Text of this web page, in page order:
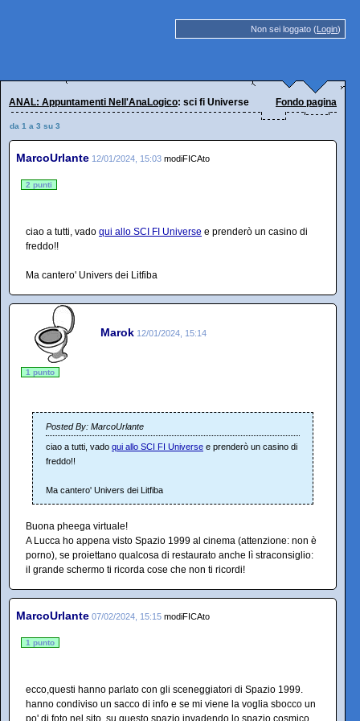
Non sei loggato (Login)
ANAL: Appuntamenti Nell'AnaLogico: sci fi Universe Fondo pagina
da 1 a 3 su 3
MarcoUrlante 12/01/2024, 15:03 modiFICAto
2 punti
ciao a tutti, vado qui allo SCI FI Universe e prenderò un casino di
freddo!!
Ma cantero' Univers dei Litfiba
Marok 12/01/2024, 15:14
1 punto
Posted By: MarcoUrlante
ciao a tutti, vado qui allo SCI FI Universe e prenderò un casino di
freddo!!
Ma cantero' Univers dei Litfiba
Buona pheega virtuale!
A Lucca ho appena visto Spazio 1999 al cinema (attenzione: non è
porno), se proiettano qualcosa di restaurato anche lì straconsiglio:
il grande schermo ti ricorda cose che non ti ricordi!
MarcoUrlante 07/02/2024, 15:15 modiFICAto
1 punto
ecco,questi hanno parlato con gli sceneggiatori di Spazio 1999.
hanno condiviso un sacco di info e se mi viene la voglia sbocco un
po' di foto nel sito, su questo spazio invadendo lo spazio cosmico